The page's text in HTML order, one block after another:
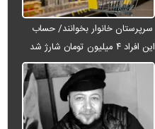
سرپرستان خانوار بخوانند/ حساب
این افراد ۴ میلیون تومان شارژ شد